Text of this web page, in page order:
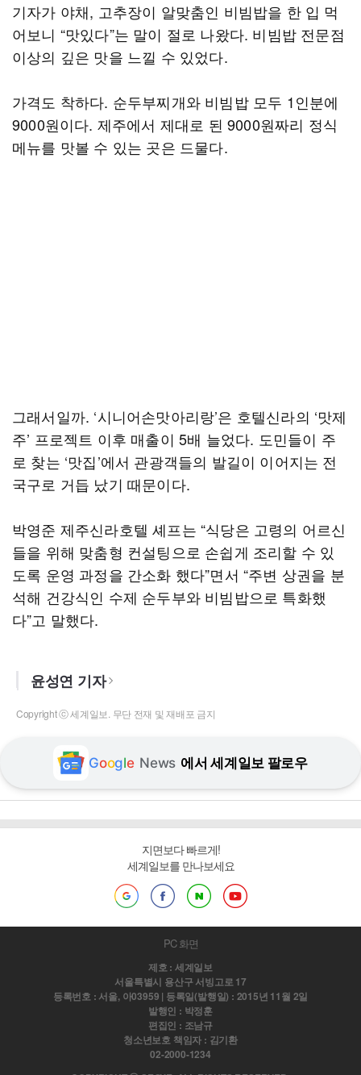
기자가 야채, 고추장이 알맞춤인 비빔밥을 한 입 먹
어보니 “맛있다”는 말이 절로 나왔다. 비빔밥 전문점
이상의 깊은 맛을 느낄 수 있었다.
가격도 착하다. 순두부찌개와 비빔밥 모두 1인분에
9000원이다. 제주에서 제대로 된 9000원짜리 정식
메뉴를 맛볼 수 있는 곳은 드물다.
그래서일까. ‘시니어손맛아리랑’은 호텔신라의 ‘맛제
주’ 프로젝트 이후 매출이 5배 늘었다. 도민들이 주
로 찾는 ‘맛집’에서 관광객들의 발길이 이어지는 전
국구로 거듭 났기 때문이다.
박영준 제주신라호텔 셰프는 “식당은 고령의 어르신
들을 위해 맞춤형 컨설팅으로 손쉽게 조리할 수 있
도록 운영 과정을 간소화 했다”면서 “주변 상권을 분
석해 건강식인 수제 순두부와 비빔밥으로 특화했
다”고 말했다.
윤성연 기자
Copyright ⓒ 세계일보. 무단 전재 및 재배포 금지
Google News 에서 세계일보 팔로우
지면보다 빠르게!
세계일보를 만나보세요
PC 화면
제호 : 세계일보
서울특별시 용산구 서빙고로 17
등록번호 : 서울, 아03959 | 등록일(발행일) : 2015년 11월 2일
발행인 : 박정훈
편집인 : 조남규
청소년보호 책임자 : 김기환
02-2000-1234